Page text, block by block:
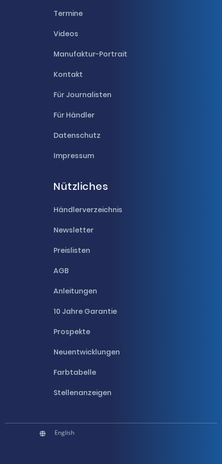
Termine
Videos
Manufaktur-Portrait
Kontakt
Für Journalisten
Für Händler
Datenschutz
Impressum
Nützliches
Händlerverzeichnis
Newsletter
Preislisten
AGB
Anleitungen
10 Jahre Garantie
Prospekte
Neuentwicklungen
Farbtabelle
Stellenanzeigen
English